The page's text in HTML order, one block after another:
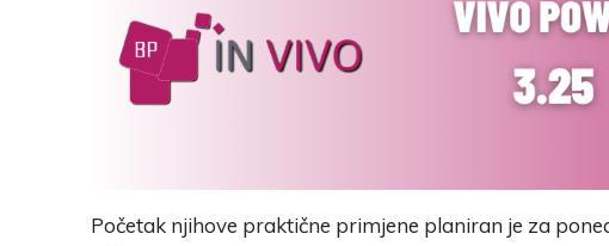
Početak njihove praktične primjene planiran je za